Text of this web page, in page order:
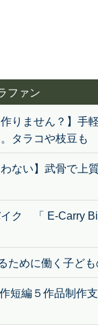
りません？】手
タラコや枝豆も